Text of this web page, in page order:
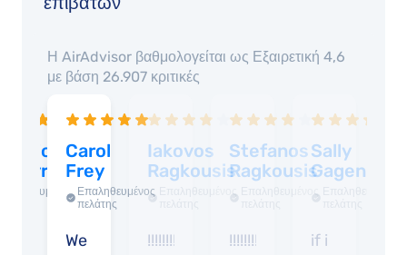
Η AirAdvisor βαθμολογείται ως Εξαιρετική 4,6
με βάση 26.907 κριτικές
Carol
Frey
Επαληθευμένος
πελάτης
We
Iakovos
Ragkousis
Επαληθευμένος
!!!!!!!!!!!!!
Stefanos
Ragkousis
Επαληθευμένος
!!!!!!!!!!!
Sally
Gagen
if i